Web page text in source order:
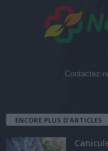
Contactez-
ENCORE PLUS D'ARTICLES